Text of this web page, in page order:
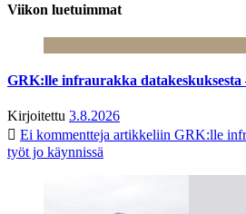
Viikon luetuimmat
GRK:lle infraurakka datakeskuksesta
Kirjoitettu 3.8.2026
Ei kommentteja artikkeliin GRK:lle
työt jo käynnissä